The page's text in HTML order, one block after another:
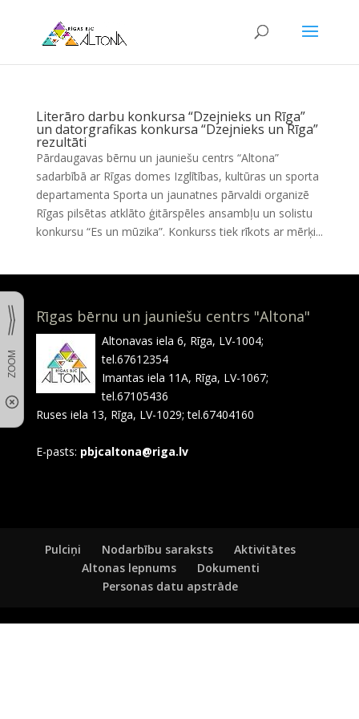
Literāro darbu konkursa “Dzejnieks un Rīga”
un datorgrafikas konkursa “Dzejnieks un Rīga”
rezultāti
Pārdaugavas bērnu un jauniešu centrs “Altona”
sadarbībā ar Rīgas domes Izglītības, kultūras un sporta
departamenta Sporta un jaunatnes pārvaldi organizē
Rīgas pilsētas atklāto ģitārspēles ansambļu un solistu
konkursu “Es un mūzika”. Konkurss tiek rīkots ar mērķi...
Rīgas bērnu un jauniešu centrs "Altona"
Altonavas iela 6, Rīga, LV-1004;
tel.67612354
Imantas iela 11A, Rīga, LV-1067;
tel.67105436
Ruses iela 13, Rīga, LV-1029; tel.67404160
E-pasts: pbjcaltona@riga.lv
Pulciņi Nodarbību saraksts
Aktivitātes
Altonas lepnums
Dokumenti
Personas datu apstrāde